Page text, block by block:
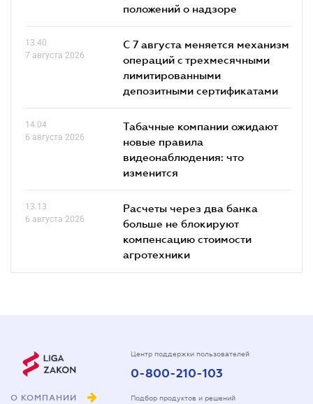
положений о надзоре
13.40
7 августа 2026
С 7 августа меняется механизм
операций с трехмесячными
лимитированными
депозитными сертификатами
14.04
6 августа 2026
Табачные компании ожидают
новые правила
видеонаблюдения: что
изменится
13.13
6 августа 2026
Расчеты через два банка
больше не блокируют
компенсацию стоимости
агротехники
О КОМПАНИИ
Центр поддержки пользователей
0-800-210-103
Подбор продуктов и решений